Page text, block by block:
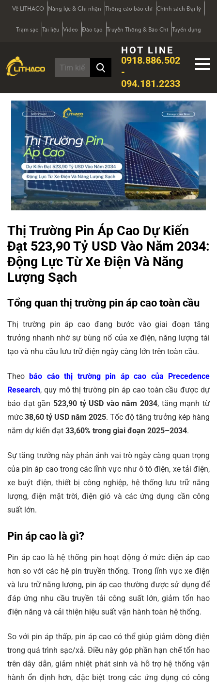
Về LITHACO Năng lực & Ghi nhận Thông cáo báo chí Chính sách Đại lý
Trạm sạc Tài liệu Video Đào tạo Truyền Thông & Báo Chí Tuyển dụng
HOT LINE
0918.886.502
-
094.181.2233
Thị Trường Pin Áp Cao Dự Kiến
Đạt 523,90 Tỷ USD Vào Năm 2034:
Động Lực Từ Xe Điện Và Năng
Lượng Sạch
Tổng quan thị trường pin áp cao toàn cầu
Thị trường pin áp cao đang bước vào giai đoạn tăng
trưởng nhanh nhờ sự bùng nổ của xe điện, năng lượng tái
tạo và nhu cầu lưu trữ điện ngày càng lớn trên toàn cầu.
Theo
báo cáo thị trường pin áp cao của Precedence
Research, quy mô thị trường pin áp cao toàn cầu được dự
báo đạt gần 523,90 tỷ USD vào năm 2034, tăng mạnh từ
mức 38,60 tỷ USD năm 2025. Tốc độ tăng trưởng kép hàng
năm dự kiến đạt 33,60% trong giai đoạn 2025–2034.
Sự tăng trưởng này phản ánh vai trò ngày càng quan trọng
của pin áp cao trong các lĩnh vực như ô tô điện, xe tải điện,
xe buýt điện, thiết bị công nghiệp, hệ thống lưu trữ năng
lượng, điện mặt trời, điện gió và các ứng dụng cần công
suất lớn.
Pin áp cao là gì?
Pin áp cao là hệ thống pin hoạt động ở mức điện áp cao
hơn so với các hệ pin truyền thống. Trong lĩnh vực xe điện
và lưu trữ năng lượng, pin áp cao thường được sử dụng để
đáp ứng nhu cầu truyền tải công suất lớn, giảm tổn hao
điện năng và cải thiện hiệu suất vận hành toàn hệ thống.
So với pin áp thấp, pin áp cao có thể giúp giảm dòng điện
trong quá trình sạc/xả. Điều này góp phần hạn chế tổn hao
trên dây dẫn, giảm nhiệt phát sinh và hỗ trợ hệ thống vận
hành ổn định hơn, đặc biệt trong các ứng dụng có công